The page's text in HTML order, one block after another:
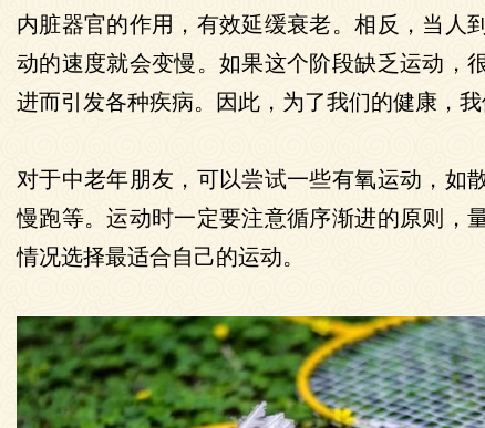
内脏器官的作用，有效延缓衰老。相反，当人
动的速度就会变慢。如果这个阶段缺乏运动，
进而引发各种疾病。因此，为了我们的健康，
对于中老年朋友，可以尝试一些有氧运动，如
慢跑等。运动时一定要注意循序渐进的原则，
情况选择最适合自己的运动。